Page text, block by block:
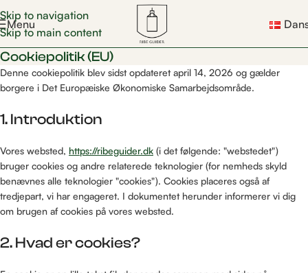
Skip to navigation
Skip to main content
Menu
Cookiepolitik (EU)
Denne cookiepolitik blev sidst opdateret april 14, 2026 og gælder
borgere i Det Europæiske Økonomiske Samarbejdsområde.
1. Introduktion
Vores websted, https://ribeguider.dk (i det følgende: "webstedet")
bruger cookies og andre relaterede teknologier (for nemheds skyld
benævnes alle teknologier "cookies"). Cookies placeres også af
tredjepart, vi har engageret. I dokumentet herunder informerer vi dig
om brugen af ​​cookies på vores websted.
2. Hvad er cookies?